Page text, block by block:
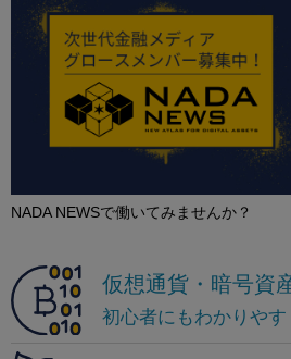
NADA NEWSで働いてみませんか？